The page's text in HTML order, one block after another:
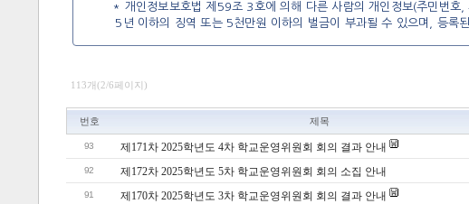
* 개인정보보호법 제59조 3호에 의해 다른 사람의 개인정보(주민번호
5년 이하의 징역 또는 5천만원 이하의 벌금이 부과될 수 있으며, 등록
113개(2/6페이지)
번호 제목
93 제171차 2025학년도 4차 학교운영위원회 회의 결과 안내
92 제172차 2025학년도 5차 학교운영위원회 회의 소집 안내
91 제170차 2025학년도 3차 학교운영위원회 회의 결과 안내